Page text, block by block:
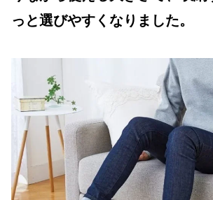
っと選びやすくなりました。